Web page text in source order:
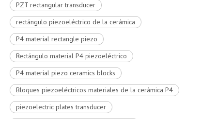
PZT rectangular transducer
rectángulo piezoeléctrico de la cerámica
P4 material rectangle piezo
Rectángulo material P4 piezoeléctrico
P4 material piezo ceramics blocks
Bloques piezoeléctricos materiales de la cerámica P4
piezoelectric plates transducer